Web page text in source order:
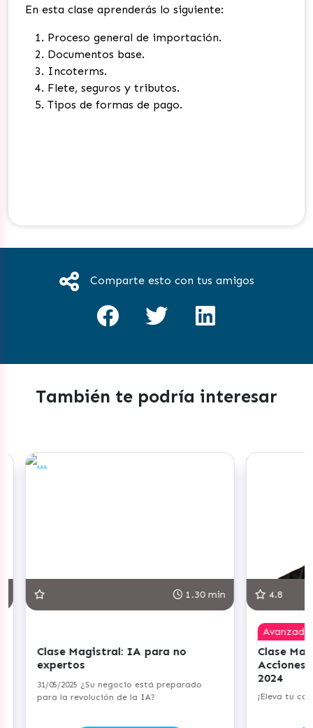
En esta clase aprenderás lo siguiente:
Proceso general de importación.
Documentos base.
Incoterms.
Flete, seguros y tributos.
Tipos de formas de pago.
Comparte esto con tus amigos
También te podría interesar
1.30 min
no
preparado
Clase Magistral: Planifica tus
Acciones de Copywriting para
¡Eleva tu capacidad persuasiva!